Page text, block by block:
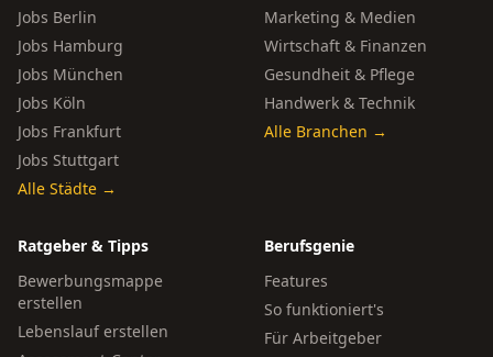
Jobs Berlin
Jobs Hamburg
Jobs München
Jobs Köln
Jobs Frankfurt
Jobs Stuttgart
Alle Städte →
Marketing & Medien
Wirtschaft & Finanzen
Gesundheit & Pflege
Handwerk & Technik
Alle Branchen →
Ratgeber & Tipps
Bewerbungsmappe
erstellen
Lebenslauf erstellen
Berufsgenie
Features
So funktioniert's
Für Arbeitgeber